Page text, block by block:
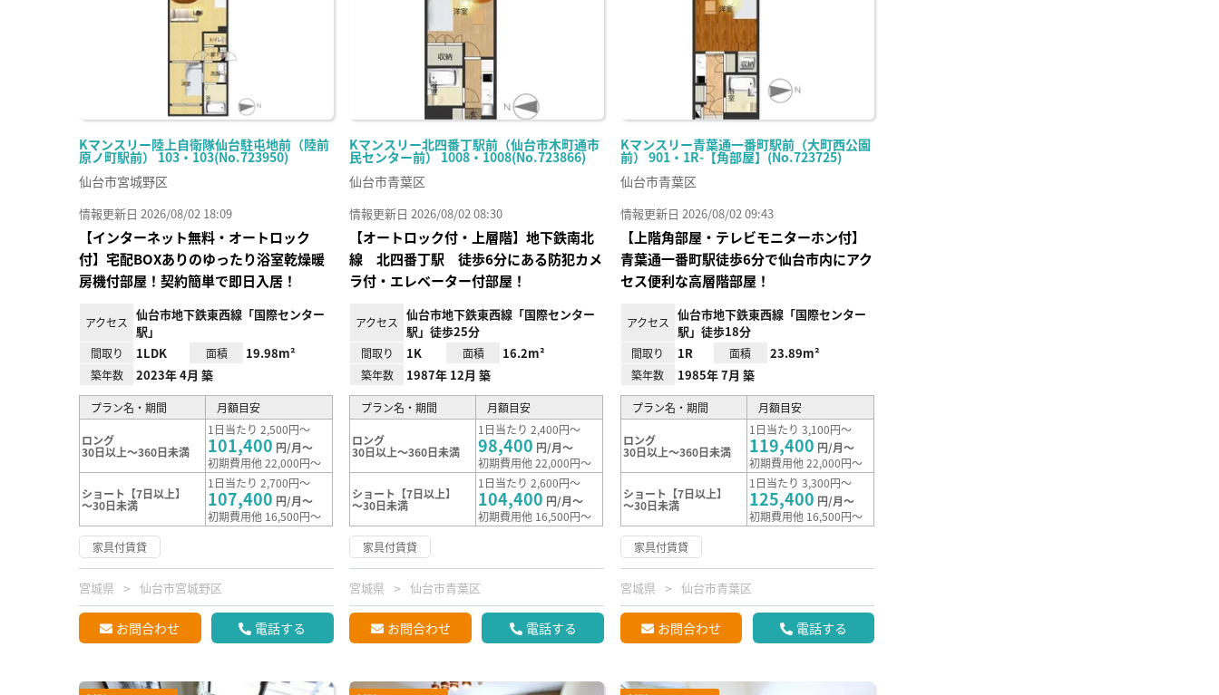
Kマンスリー陸上自衛隊仙台駐屯地前（陸前
原ノ町駅前） 103・103(No.723950)
仙台市宮城野区
情報更新日 2026/08/02 18:09
【インターネット無料・オートロック
付】宅配BOXありのゆったり浴室乾燥暖
房機付部屋！契約簡単で即日入居！
アクセス
仙台市地下鉄東西線「国際センター
駅」
間取り 1LDK 面積 19.98m²
築年数 2023年 4月 築
プラン名・期間 月額目安
ロング
30日以上～360日未満
1日当たり 2,500円～
101,400 円/月～
初期費用他 22,000円～
ショート【7日以上】
～30日未満
1日当たり 2,700円～
107,400 円/月～
初期費用他 16,500円～
家具付賃貸
宮城県 仙台市宮城野区
お問合わせ 電話する
Kマンスリー北四番丁駅前（仙台市木町通市
民センター前） 1008・1008(No.723866)
仙台市青葉区
情報更新日 2026/08/02 08:30
【オートロック付・上層階】地下鉄南北
線 北四番丁駅 徒歩6分にある防犯カメ
ラ付・エレベーター付部屋！
アクセス
仙台市地下鉄東西線「国際センター
駅」徒歩25分
間取り 1K 面積 16.2m²
築年数 1987年 12月 築
プラン名・期間 月額目安
ロング
30日以上～360日未満
1日当たり 2,400円～
98,400 円/月～
初期費用他 22,000円～
ショート【7日以上】
～30日未満
1日当たり 2,600円～
104,400 円/月～
初期費用他 16,500円～
家具付賃貸
宮城県 仙台市青葉区
お問合わせ 電話する
Kマンスリー青葉通一番町駅前（大町西公園
前） 901・1R-【角部屋】(No.723725)
仙台市青葉区
情報更新日 2026/08/02 09:43
【上階角部屋・テレビモニターホン付】
青葉通一番町駅徒歩6分で仙台市内にアク
セス便利な高層階部屋！
アクセス
仙台市地下鉄東西線「国際センター
駅」徒歩18分
間取り 1R 面積 23.89m²
築年数 1985年 7月 築
プラン名・期間 月額目安
ロング
30日以上～360日未満
1日当たり 3,100円～
119,400 円/月～
初期費用他 22,000円～
ショート【7日以上】
～30日未満
1日当たり 3,300円～
125,400 円/月～
初期費用他 16,500円～
家具付賃貸
宮城県 仙台市青葉区
お問合わせ 電話する